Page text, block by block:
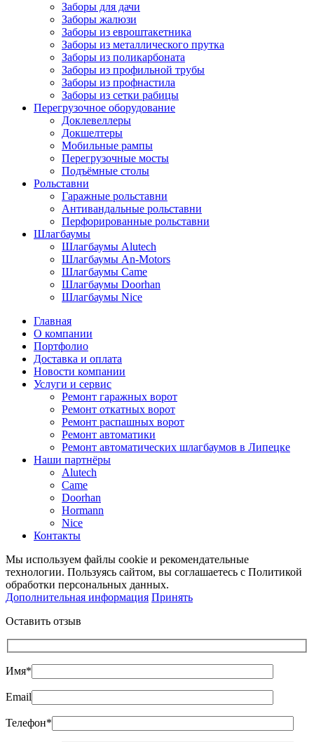
Заборы для дачи
Заборы жалюзи
Заборы из евроштакетника
Заборы из металлического прутка
Заборы из поликарбоната
Заборы из профильной трубы
Заборы из профнастила
Заборы из сетки рабицы
Перегрузочное оборудование
Доклевеллеры
Докшелтеры
Мобильные рампы
Перегрузочные мосты
Подъёмные столы
Рольставни
Гаражные рольставни
Антивандальные рольставни
Перфорированные рольставни
Шлагбаумы
Шлагбаумы Alutech
Шлагбаумы An-Motors
Шлагбаумы Came
Шлагбаумы Doorhan
Шлагбаумы Nice
Главная
О компании
Портфолио
Доставка и оплата
Новости компании
Услуги и сервис
Ремонт гаражных ворот
Ремонт откатных ворот
Ремонт распашных ворот
Ремонт автоматики
Ремонт автоматических шлагбаумов в Липецке
Наши партнёры
Alutech
Came
Doorhan
Hormann
Nice
Контакты
Мы используем файлы cookie и рекомендательные
технологии. Пользуясь сайтом, вы соглашаетесь с Политикой
обработки персональных данных.
Дополнительная информация Принять
Оставить отзыв
Имя*
Email
Телефон*